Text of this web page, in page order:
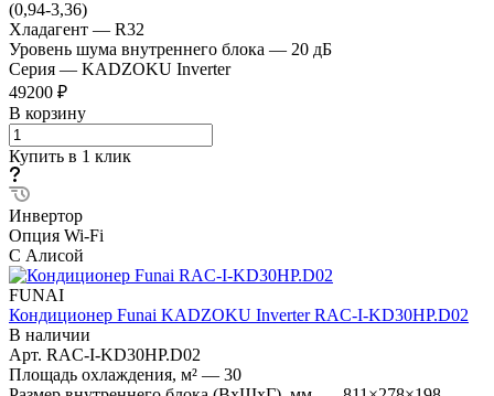
(0,94-3,36)
Хладагент — R32
Уровень шума внутреннего блока — 20 дБ
Серия — KADZOKU Inverter
49200 ₽
В корзину
Купить в 1 клик
Инвертор
Опция Wi-Fi
С Алисой
FUNAI
Кондиционер Funai KADZOKU Inverter RAC-I-KD30HP.D02
В наличии
Арт. RAC-I-KD30HP.D02
Площадь охлаждения, м² — 30